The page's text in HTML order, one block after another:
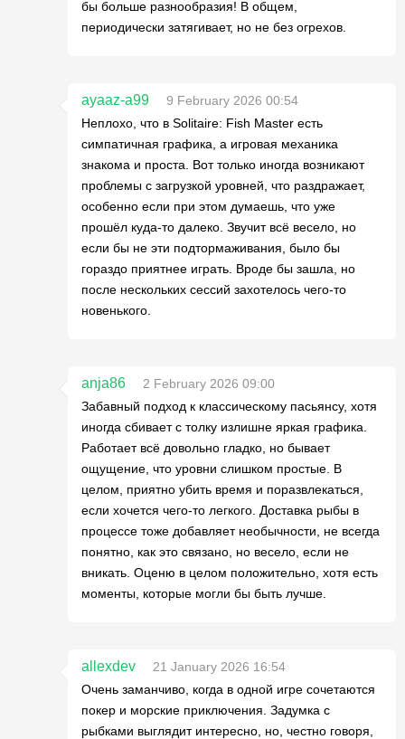
бы больше разнообразия! В общем,
периодически затягивает, но не без огрехов.
ayaaz-a99
9 February 2026 00:54
Неплохо, что в Solitaire: Fish Master есть
симпатичная графика, а игровая механика
знакома и проста. Вот только иногда возникают
проблемы с загрузкой уровней, что раздражает,
особенно если при этом думаешь, что уже
прошёл куда-то далеко. Звучит всё весело, но
если бы не эти подтормаживания, было бы
гораздо приятнее играть. Вроде бы зашла, но
после нескольких сессий захотелось чего-то
новенького.
anja86
2 February 2026 09:00
Забавный подход к классическому пасьянсу, хотя
иногда сбивает с толку излишне яркая графика.
Работает всё довольно гладко, но бывает
ощущение, что уровни слишком простые. В
целом, приятно убить время и поразвлекаться,
если хочется чего-то легкого. Доставка рыбы в
процессе тоже добавляет необычности, не всегда
понятно, как это связано, но весело, если не
вникать. Оценю в целом положительно, хотя есть
моменты, которые могли бы быть лучше.
allexdev
21 January 2026 16:54
Очень заманчиво, когда в одной игре сочетаются
покер и морские приключения. Задумка с
рыбками выглядит интересно, но, честно говоря,